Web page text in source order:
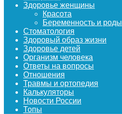
Здоровье женщины
Красота
Беременность и роды
Стоматология
Здоровый образ жизни
Здоровье детей
Организм человека
Ответы на вопросы
Отношения
Травмы и ортопедия
Калькуляторы
Новости России
Топы